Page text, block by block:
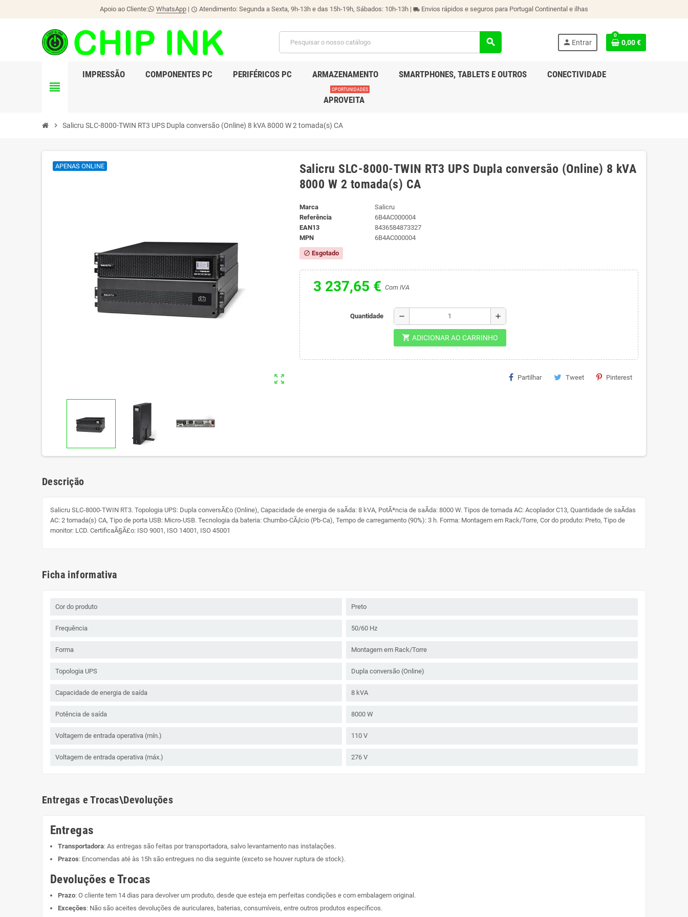
Apoio ao Cliente: WhatsApp | schedule Atendimento: Segunda a Sexta, 9h-13h e das 15h-19h, Sábados: 10h-13h | local_shipping Envios rápidos e seguros para Portugal Continental e ilhas
search person Entrar
0
0,00 €
view_headline
IMPRESSÃO COMPONENTES PC PERIFÉRICOS PC ARMAZENAMENTO SMARTPHONES, TABLETS E OUTROS CONECTIVIDADE
APROVEITA
OPORTUNIDADES
chevron_right Salicru SLC-8000-TWIN RT3 UPS Dupla conversão (Online) 8 kVA 8000 W 2 tomada(s) CA
zoom_out_map
APENAS ONLINE
Salicru SLC-8000-TWIN RT3 UPS Dupla conversão (Online) 8 kVA
8000 W 2 tomada(s) CA
Marca
Salicru
Referência
6B4AC000004
EAN13
8436584873327
MPN
6B4AC000004
block Esgotado
3 237,65 € Com IVA
Quantidade remove add
shopping_cart ADICIONAR AO CARRINHO
Partilhar Tweet Pinterest
Descrição
Salicru SLC-8000-TWIN RT3. Topologia UPS: Dupla conversÃ£o (Online), Capacidade de energia de saÃ­da: 8 kVA, PotÃªncia de saÃ­da: 8000 W. Tipos de tomada AC: Acoplador C13, Quantidade de saÃ­das
AC: 2 tomada(s) CA, Tipo de porta USB: Micro-USB. Tecnologia da bateria: Chumbo-CÃ¡lcio (Pb-Ca), Tempo de carregamento (90%): 3 h. Forma: Montagem em Rack/Torre, Cor do produto: Preto, Tipo de
monitor: LCD. CertificaÃ§Ã£o: ISO 9001, ISO 14001, ISO 45001
Ficha informativa
Cor do produto Preto
Frequência 50/60 Hz
Forma Montagem em Rack/Torre
Topologia UPS Dupla conversão (Online)
Capacidade de energia de saída 8 kVA
Potência de saída 8000 W
Voltagem de entrada operativa (mín.) 110 V
Voltagem de entrada operativa (máx.) 276 V
Entregas e Trocas\Devoluções
Entregas
Transportadora: As entregas são feitas por transportadora, salvo levantamento nas instalações.
Prazos: Encomendas até às 15h são entregues no dia seguinte (exceto se houver ruptura de stock).
Devoluções e Trocas
Prazo: O cliente tem 14 dias para devolver um produto, desde que esteja em perfeitas condições e com embalagem original.
Exceções: Não são aceites devoluções de auriculares, baterias, consumíveis, entre outros produtos específicos.